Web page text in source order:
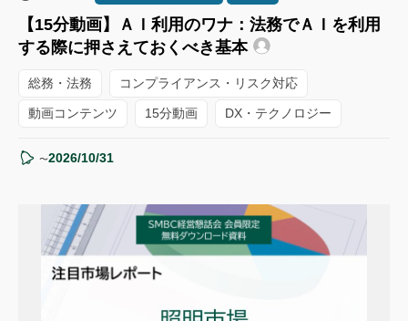
【15分動画】ＡＩ利用のワナ：法務でＡＩを利用
する際に押さえておくべき基本
総務・法務 コンプライアンス・リスク対応
動画コンテンツ 15分動画 DX・テクノロジー
〜2026/10/31